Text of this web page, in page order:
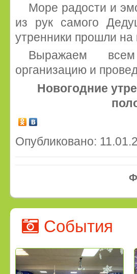
Море радости и
из рук самого
утренники прошли
Выражаем
организацию и
Новогодние
Опубликовано:
События